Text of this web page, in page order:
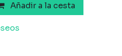
Añadir a la cesta